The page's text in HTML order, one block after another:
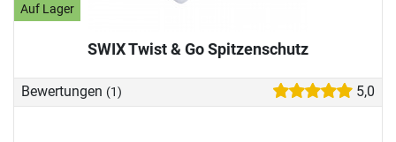
Auf Lager
SWIX Twist & Go Spitzenschutz
Bewertungen (1) 5,0